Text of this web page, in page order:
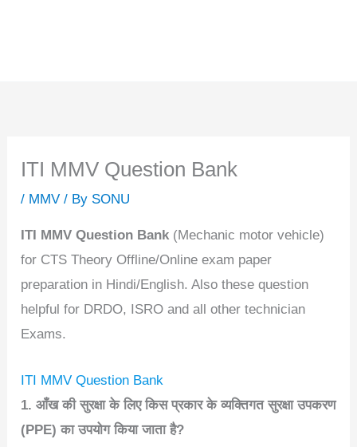
ITI MMV Question Bank
/ MMV / By SONU
ITI MMV Question Bank (Mechanic motor vehicle)
for CTS Theory Offline/Online exam paper
preparation in Hindi/English. Also these question
helpful for DRDO, ISRO and all other technician
Exams.
ITI MMV Question Bank
1. आँख की सुरक्षा के लिए किस प्रकार के व्यक्तिगत सुरक्षा उपकरण
(PPE) का उपयोग किया जाता है?